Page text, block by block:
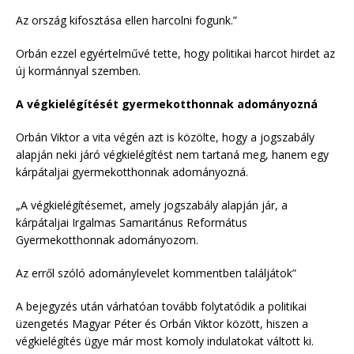
Az ország kifosztása ellen harcolni fogunk.”
Orbán ezzel egyértelművé tette, hogy politikai harcot hirdet az
új kormánnyal szemben.
A végkielégítését gyermekotthonnak adományozná
Orbán Viktor a vita végén azt is közölte, hogy a jogszabály
alapján neki járó végkielégítést nem tartaná meg, hanem egy
kárpátaljai gyermekotthonnak adományozná.
„A végkielégítésemet, amely jogszabály alapján jár, a
kárpátaljai Irgalmas Samaritánus Református
Gyermekotthonnak adományozom.
Az erről szóló adománylevelet kommentben találjátok”
A bejegyzés után várhatóan tovább folytatódik a politikai
üzengetés Magyar Péter és Orbán Viktor között, hiszen a
végkielégítés ügye már most komoly indulatokat váltott ki.